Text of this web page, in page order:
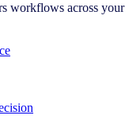
workflows across your